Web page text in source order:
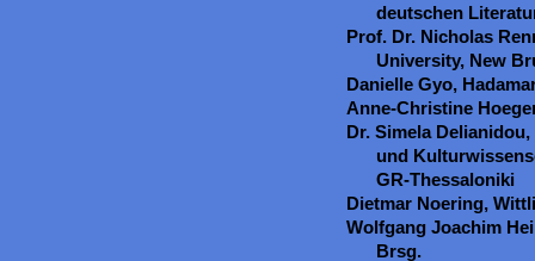
deutschen
Prof. Dr. Nicholas
University, New
Danielle Gyo,
Anne-Christine
Dr. Simela
und
GR-Thessaloniki
Dietmar Noering,
Wolfgang Joachim
Brsg.